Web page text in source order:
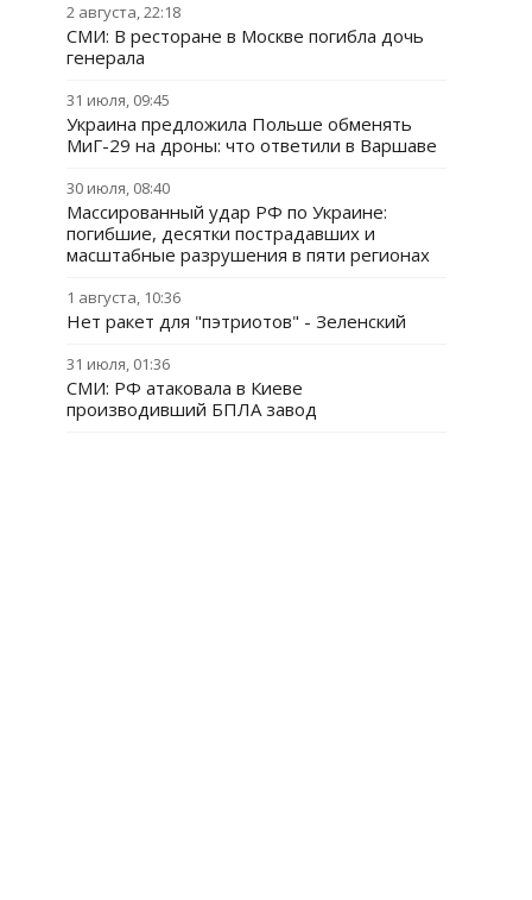
2 августа, 22:18
СМИ: В ресторане в Москве погибла дочь
генерала
31 июля, 09:45
Украина предложила Польше обменять
МиГ-29 на дроны: что ответили в Варшаве
30 июля, 08:40
Массированный удар РФ по Украине:
погибшие, десятки пострадавших и
масштабные разрушения в пяти регионах
1 августа, 10:36
Нет ракет для "пэтриотов" - Зеленский
31 июля, 01:36
СМИ: РФ атаковала в Киеве
производивший БПЛА завод